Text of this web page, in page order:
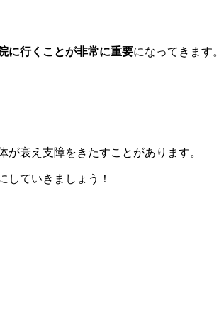
に行くことが非常に重要になってきます。
衰え支障をきたすことがあります。
していきましょう！